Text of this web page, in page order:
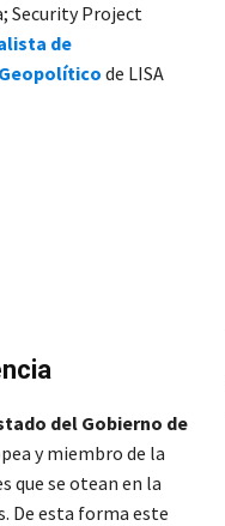
Security Project
de
de LISA
del Gobierno de
y miembro de la
que se otean en la
De esta forma este